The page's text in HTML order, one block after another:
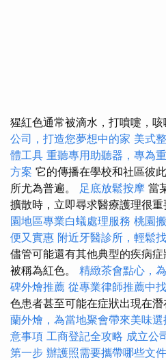
猩紅色通常被滴水，打噴嚏，咳
公司，打造您夢想中的家 美式
體工具 重聽專用助聽器，專為
方案 它的傳播在學校和社區彼
所尤為普遍。 足底放鬆按摩 當
擴散時，立即尋求醫療護理很重
園地區專業白蟻處理服務 桃園
便又實惠 附近牙醫診所，輕鬆
儘管可能還有其他典型的疾病
被稱為紅色。 精緻茶會點心，
碑外燴推薦 從專業律師推薦中
色患者甚至可能在症狀出現在
蘭外燴，為當地聚會帶來美味選
意事項 工商登記全攻略 成立公
第一步 辦護照需要攜帶哪些文